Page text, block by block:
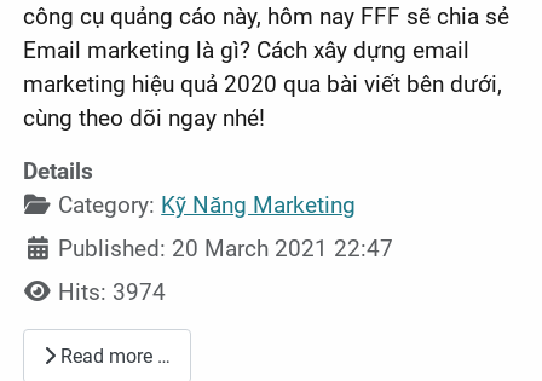
công cụ quảng cáo này, hôm nay FFF sẽ chia sẻ
Email marketing là gì? Cách xây dựng email
marketing hiệu quả 2020 qua bài viết bên dưới,
cùng theo dõi ngay nhé!
Details
Category: Kỹ Năng Marketing
Published: 20 March 2021 22:47
Hits: 3974
Read more …